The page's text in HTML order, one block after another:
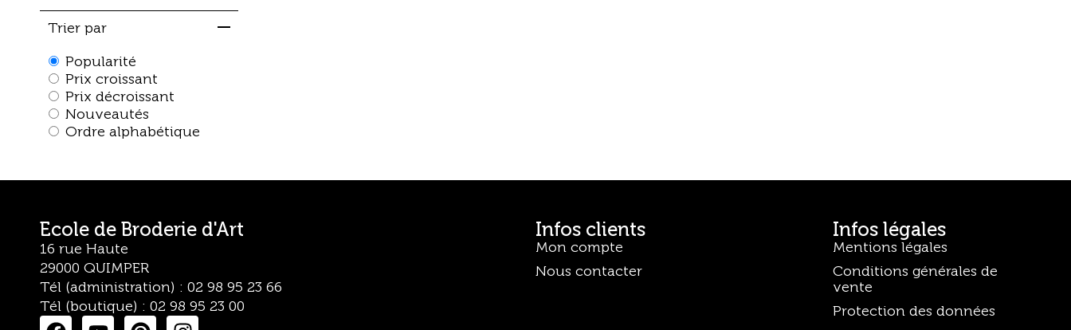
Trier par
Popularité
Prix croissant
Prix décroissant
Nouveautés
Ordre alphabétique
Ecole de Broderie d'Art
16 rue Haute
29000 QUIMPER
Tél (administration) : 02 98 95 23 66
Tél (boutique) : 02 98 95 23 00
Infos clients
Mon compte
Nous contacter
Infos légales
Mentions légales
Conditions générales de
vente
Protection des données